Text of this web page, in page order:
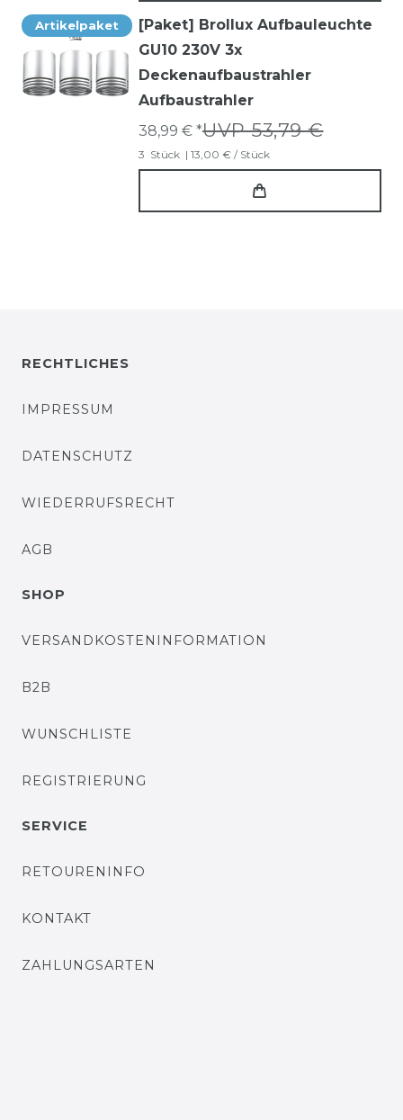
Artikelpaket
[Paket] Brollux Aufbauleuchte
GU10 230V 3x
Deckenaufbaustrahler
Aufbaustrahler
UVP 53,79 €
38,99 € *
3 Stück | 13,00 € / Stück
RECHTLICHES
IMPRESSUM
DATENSCHUTZ
WIEDERRUFSRECHT
AGB
SHOP
VERSANDKOSTENINFORMATION
B2B
WUNSCHLISTE
REGISTRIERUNG
SERVICE
RETOURENINFO
KONTAKT
ZAHLUNGSARTEN